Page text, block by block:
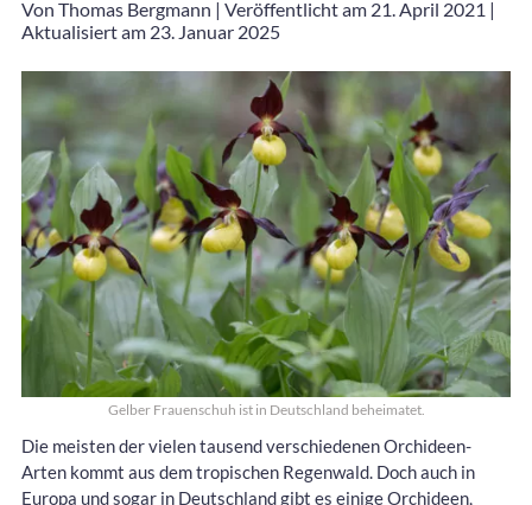
Von Thomas Bergmann | Veröffentlicht am 21. April 2021 |
Aktualisiert am 23. Januar 2025
Gelber Frauenschuh ist in Deutschland beheimatet.
Die meisten der vielen tausend verschiedenen Orchideen-
Arten kommt aus dem tropischen Regenwald. Doch auch in
Europa und sogar in Deutschland gibt es einige Orchideen,